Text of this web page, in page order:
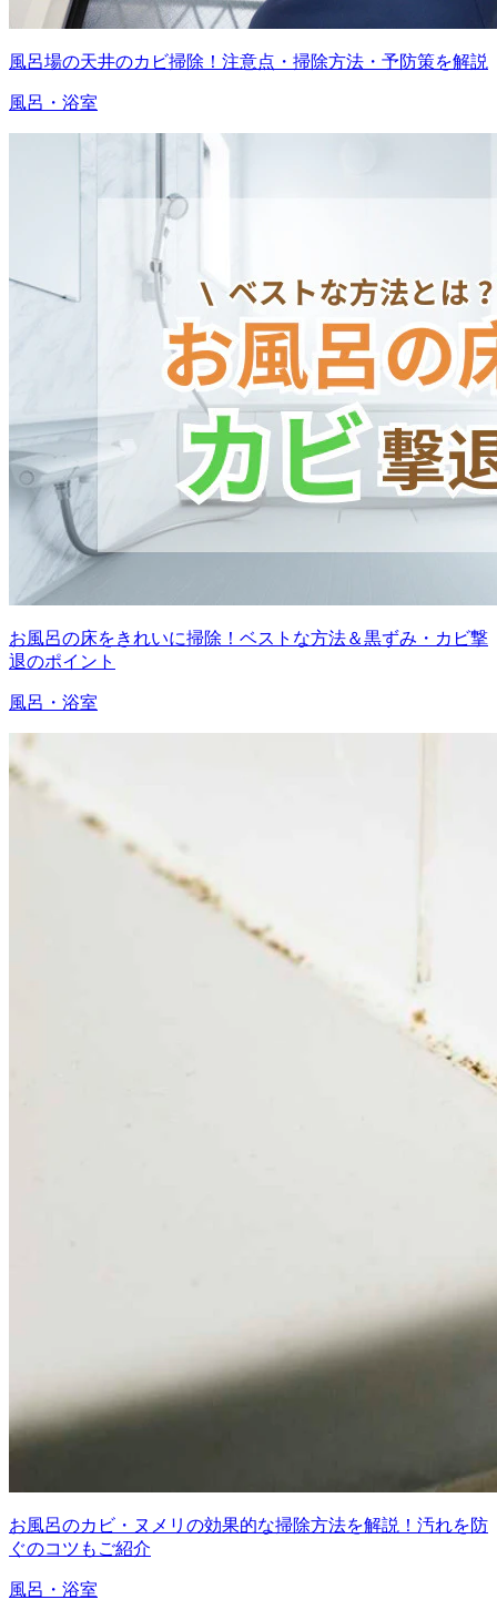
風呂場の天井のカビ掃除！注意点・掃除方法・予防策を解説
風呂・浴室
お風呂の床をきれいに掃除！ベストな方法＆黒ずみ・カビ撃
退のポイント
風呂・浴室
お風呂のカビ・ヌメリの効果的な掃除方法を解説！汚れを防
ぐのコツもご紹介
風呂・浴室